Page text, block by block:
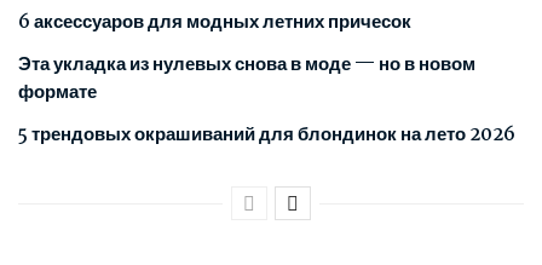
6 аксессуаров для модных летних причесок
Эта укладка из нулевых снова в моде — но в новом
формате
5 трендовых окрашиваний для блондинок на лето 2026